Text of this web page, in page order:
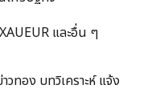
และอื่น ๆ
ทอง บทวิเคราะห์ แจ้ง